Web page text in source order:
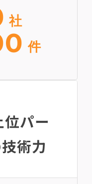
社
件
位パー
術力